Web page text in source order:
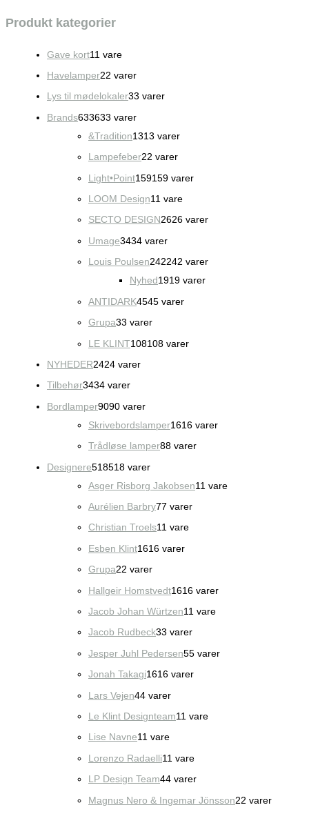
Produkt kategorier
Gave kort1 1 vare
Havelamper22 varer
Lys til mødelokaler33 varer
Brands633633 varer
&Tradition1313 varer
Lampefeber22 varer
Light•Point159159 varer
LOOM Design11 vare
SECTO DESIGN2626 varer
Umage3434 varer
Louis Poulsen242242 varer
Nyhed 1919 varer
ANTIDARK4545 varer
Grupa33 varer
LE KLINT108108 varer
NYHEDER2424 varer
Tilbehør3434 varer
Bordlamper9090 varer
Skrivebordslamper1616 varer
Trådløse lamper88 varer
Designere518518 varer
Asger Risborg Jakobsen1 1 vare
Aurélien Barbry77 varer
Christian Troels11 vare
Esben Klint1616 varer
Grupa22 varer
Hallgeir Homstvedt1616 varer
Jacob Johan Würtzen1 1 vare
Jacob Rudbeck33 varer
Jesper Juhl Pedersen55 varer
Jonah Takagi1616 varer
Lars Vejen44 varer
Le Klint Designteam11 vare
Lise Navne11 vare
Lorenzo Radaelli1 1 vare
LP Design Team44 varer
Magnus Nero & Ingemar Jönsson22 varer